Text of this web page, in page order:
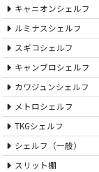
キャニオンシェルフ
ルミナスシェルフ
スギコシェルフ
キャンブロシェルフ
カワジュンシェルフ
メトロシェルフ
TKGシェルフ
シェルフ（一般）
スリット棚